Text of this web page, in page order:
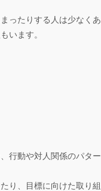
ったりする人は少なくあ
います。
行動や対人関係のパター
り、目標に向けた取り組